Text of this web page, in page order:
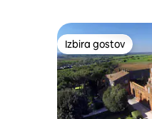
Izbira gostov
Izbira gostov